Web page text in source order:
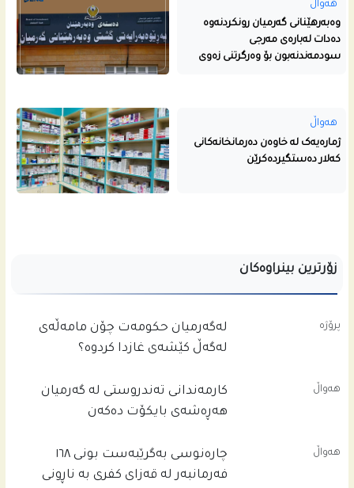
هەواڵ
وەبەرهێنانی گەرمیان رونکردنەوە
دەدات لەبارەی مەرجی
سودمەندنەبون بۆ وەرگرتنی زەوی
هەواڵ
ژمارەیەک لە خاوەن دەرمانخانەکانی
کەلار دەستگیردەکرێن
زۆرترین بینراوەکان
پرۆژە
له‌گه‌رمیان حكومه‌ت چۆن مامه‌ڵه‌ى
له‌گه‌ڵ كێشه‌ى غازدا كردوه‌؟
هەواڵ
کارمەندانی تەندروستی لە گەرمیان
هەڕەشەی بایکۆت دەکەن
هەواڵ
چاره‌نوسى به‌گرێبه‌ست بونى ١٦٨
فه‌رمانبه‌ر له‌ قه‌زاى كفرى به‌ ناڕونى